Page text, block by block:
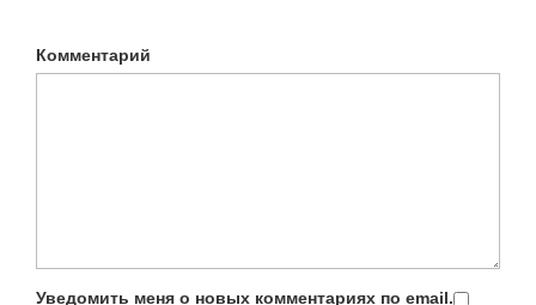
Комментарий
Уведомить меня о новых комментариях по email.